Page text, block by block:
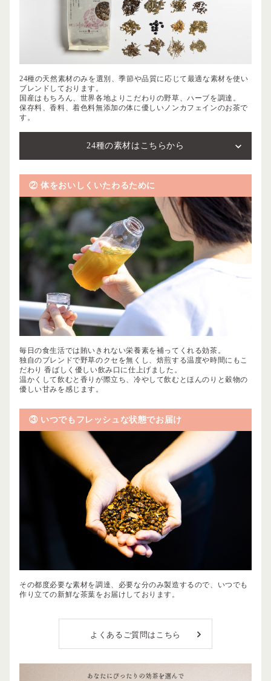
24種の天然素材のみを選別、季節や品質に応じて最適な素材を使い
ブレンドしております。
国産はもちろん、世界各地よりこだわりの野草、ハーブを調達。
保存料、香料、着色料無添加の体に優しいノンカフェインのお茶で
す。
24種の素材はこちらから
② 体をおいしくいたわるために
毎日の食生活では賄いきれない栄養素を補ってくれる効茶。
独自のブレンドで野草のクセを無くし、焙煎する温度や時間にもこ
だわり 香ばしく優しい飲み口に仕上げました。
温かくして飲むと香りが際立ち、冷やして飲むとほんのりと穀物の
優しい甘みを感じます。
③ いつでもフレッシュな状態でお届け
その都度必要な素材を調達、必要な分のみ製造するので、いつでも
作り立ての新鮮な茶葉をお届けしております。
よくあるご質問はこちら